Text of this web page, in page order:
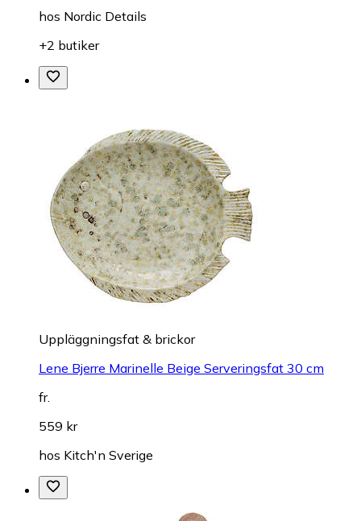
hos Nordic Details
+2 butiker
Uppläggningsfat & brickor
Lene Bjerre Marinelle Beige Serveringsfat 30 cm
fr.
559 kr
hos Kitch'n Sverige